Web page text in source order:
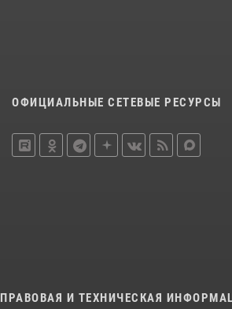
ОФИЦИАЛЬНЫЕ СЕТЕВЫЕ РЕСУРСЫ
ПРАВОВАЯ И ТЕХНИЧЕСКАЯ